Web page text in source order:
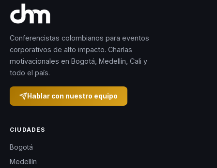
Conferencistas colombianos para eventos
corporativos de alto impacto. Charlas
motivacionales en Bogotá, Medellín, Cali y
todo el país.
Hablar con nuestro equipo
CIUDADES
Bogotá
Medellín